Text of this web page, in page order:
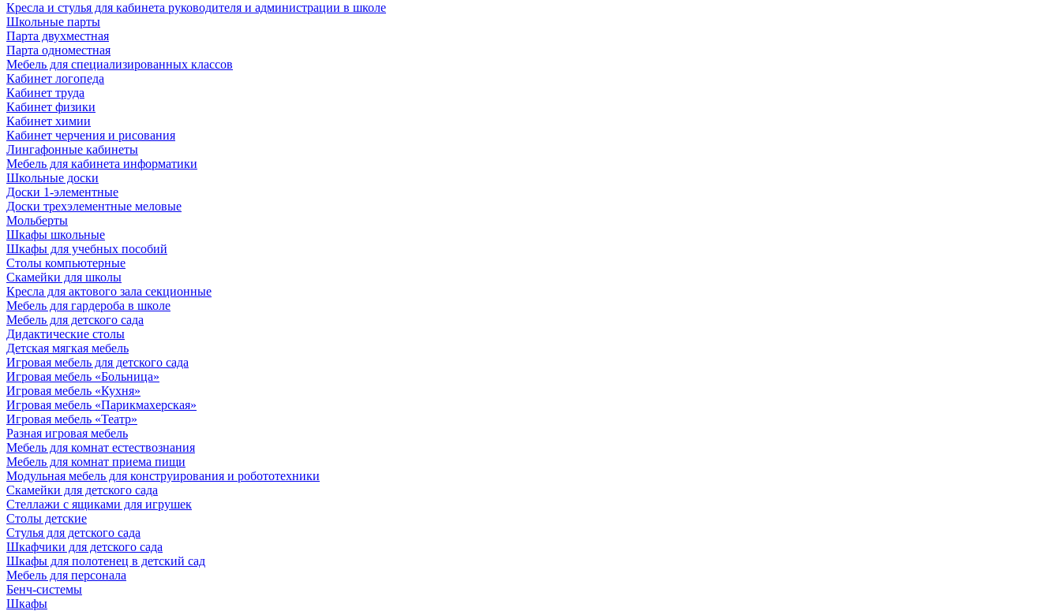
Кресла и стулья для кабинета руководителя и администрации в школе
Школьные парты
Парта двухместная
Парта одноместная
Мебель для специализированных классов
Кабинет логопеда
Кабинет труда
Кабинет физики
Кабинет химии
Кабинет черчения и рисования
Лингафонные кабинеты
Мебель для кабинета информатики
Школьные доски
Доски 1-элементные
Доски трехэлементные меловые
Мольберты
Шкафы школьные
Шкафы для учебных пособий
Столы компьютерные
Скамейки для школы
Кресла для актового зала секционные
Мебель для гардероба в школе
Мебель для детского сада
Дидактические столы
Детская мягкая мебель
Игровая мебель для детского сада
Игровая мебель «Больница»
Игровая мебель «Кухня»
Игровая мебель «Парикмахерская»
Игровая мебель «Театр»
Разная игровая мебель
Мебель для комнат естествознания
Мебель для комнат приема пищи
Модульная мебель для конструирования и робототехники
Скамейки для детского сада
Стеллажи с ящиками для игрушек
Столы детские
Стулья для детского сада
Шкафчики для детского сада
Шкафы для полотенец в детский сад
Мебель для персонала
Бенч-системы
Шкафы